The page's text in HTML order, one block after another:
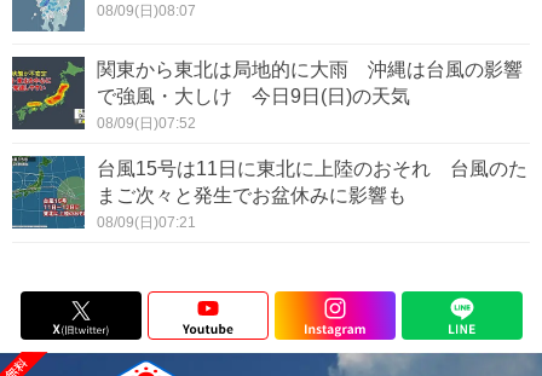
08/09(日)08:07
関東から東北は局地的に大雨 沖縄は台風の影響
で強風・大しけ 今日9日(日)の天気
08/09(日)07:52
台風15号は11日に東北に上陸のおそれ 台風のた
まご次々と発生でお盆休みに影響も
08/09(日)07:21